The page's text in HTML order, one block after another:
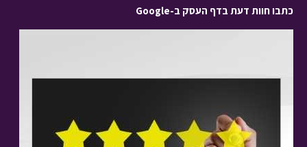
כתבו חוות דעת בדף העסק ב-Google